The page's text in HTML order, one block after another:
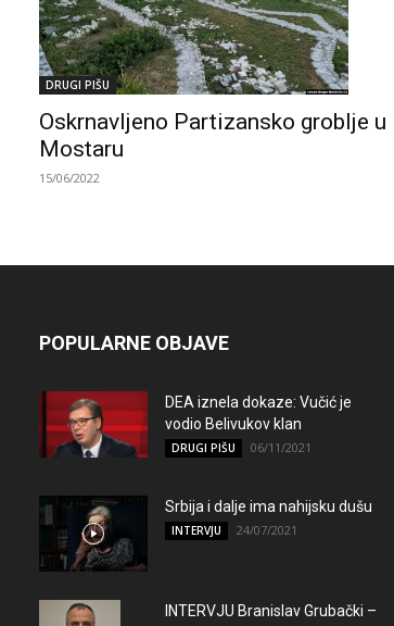
DRUGI PIŠU
Oskrnavljeno Partizansko groblje u
Mostaru
15/06/2022
POPULARNE OBJAVE
DEA iznela dokaze: Vučić je
vodio Belivukov klan
DRUGI PIŠU 06/11/2021
Srbija i dalje ima nahijsku dušu
INTERVJU 24/07/2021
INTERVJU Branislav Grubački –